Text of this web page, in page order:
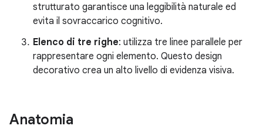
strutturato garantisce una leggibilità naturale ed
evita il sovraccarico cognitivo.
Elenco di tre righe: utilizza tre linee parallele per
rappresentare ogni elemento. Questo design
decorativo crea un alto livello di evidenza visiva.
Anatomia